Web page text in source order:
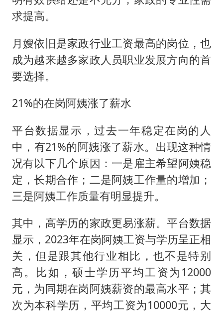
求提高。
月嫂依旧是家政行业工资最高的岗位，也
成为越来越多家政人员职业发展方向的首
要选择。
21%的在岗阿姨涨了薪水
平台数据显示，过去一年稳定在岗的人
中，有21%的阿姨涨了薪水。出现这种情
况有以下几个原因：一是雇主希望阿姨稳
定，长期合作；二是阿姨工作量的增加；
三是阿姨工作质量有明显提升。
其中，高学历的家政更易涨薪。平台数据
显示，2023年在岗阿姨工资与学历呈正相
关，但是跟其他行业相比，也不是特别
高。比如，硕士学历平均工资为12000
元，为同期在岗阿姨薪资的最高水平；其
次为本科学历，平均工资为10000元，大